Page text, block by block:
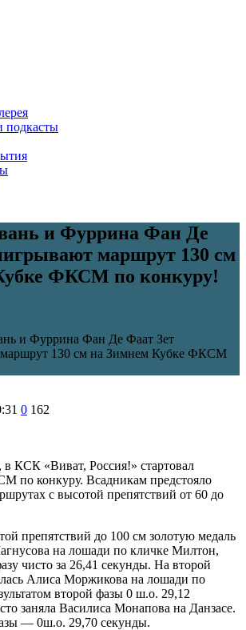
подкасты
и Фуррина Фан Де
маршрут 130 см
ФКСМ по конкуру!
и Фуррина Фан Де Фаат Зет
130 см на Зимнем Кубке ФКСМ
0 162
в КСК «Виват, Россия!» стартовал
по конкуру. Всадникам предстояло
с высотой препятствий от 60 до
препятствий до 100 см золотую медаль
на лошади по кличке Милтон,
чисто за 26,41 секунды. На второй
Алиса Моржикова на лошади по
второй фазы 0 ш.о. 29,12
заняла Василиса Монапова на Данзасе.
— 0ш.о. 29,70 секунды.